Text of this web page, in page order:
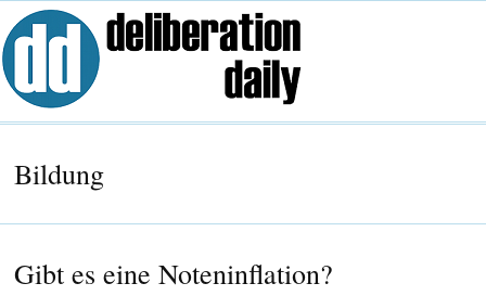
Bildung
Gibt es eine Noteninflation?